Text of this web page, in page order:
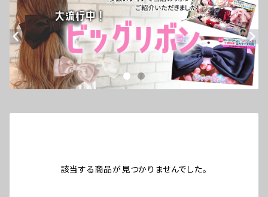
該当する商品が見つかりませんでした。